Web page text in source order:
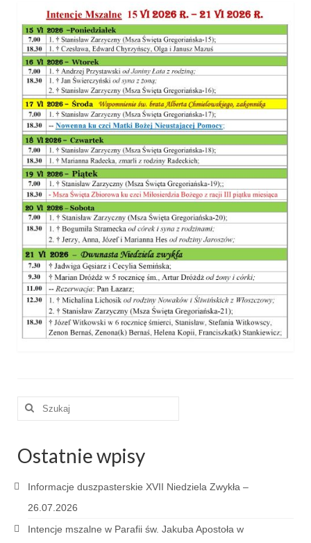
Historia
Duszpasterze
Nasz patron
Kościół Rektoracki
Vademecum
Wspólnoty parafialne
Katecheza parafialna
Niezbędnik Katolika
Kaplica Adoracji
Pracownicy
e-Katolik
Nabożeństwa
Sakramenty
Sakrament eucharystii
Sakrament bierzmowania
Sakrament pojednania
Szuklaj
Ostatnie wpisy
Informacje duszpasterskie XVII Niedziela Zwykła –
26.07.2026
Intencje mszalne w Parafii św. Jakuba Apostoła w